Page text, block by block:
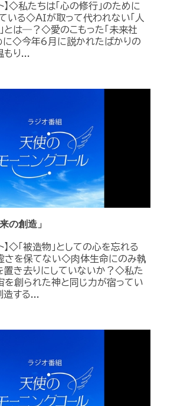
】◇私たちは「心の修行」のために
いる◇ＡＩが取って代われない「人
とは―？◇愛のこもった「未来社
に◇今年6月に説かれたばかりの
もり...
の創造」
】◇「被造物」としての心を忘れる
さを保てない◇肉体生命にのみ執
置き去りにしていないか？◇私た
を創られた神と同じ力が宿ってい
造する...